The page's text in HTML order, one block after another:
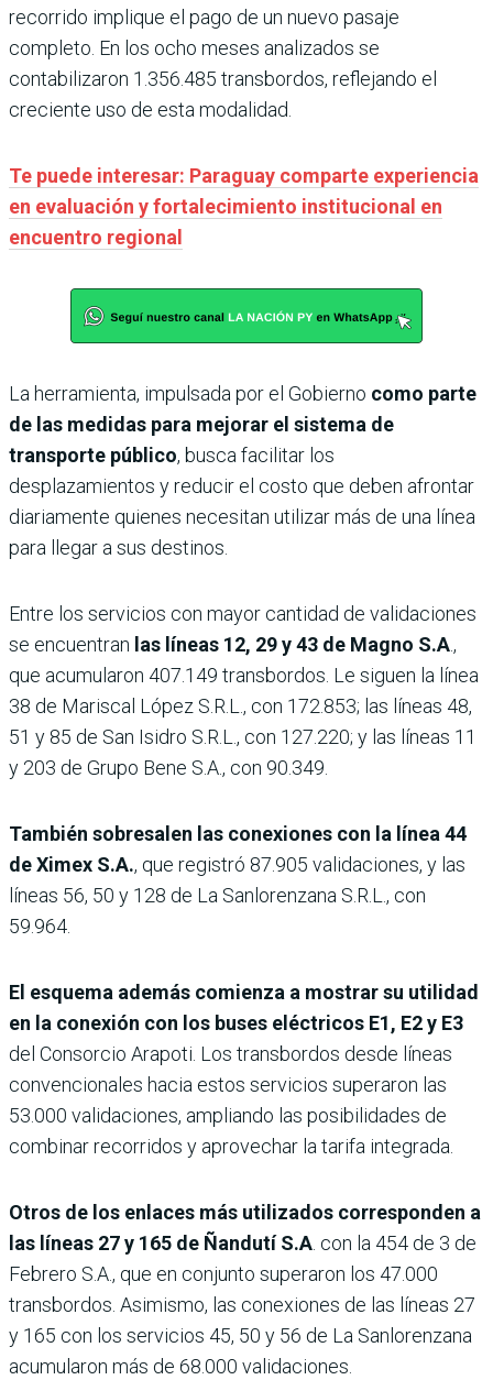
recorrido implique el pago de un nuevo pasaje
completo. En los ocho meses analizados se
contabilizaron 1.356.485 transbordos, reflejando el
creciente uso de esta modalidad.
Te puede interesar: Paraguay comparte experiencia
en evaluación y fortalecimiento institucional en
encuentro regional
La herramienta, impulsada por el Gobierno como parte
de las medidas para mejorar el sistema de
transporte público, busca facilitar los
desplazamientos y reducir el costo que deben afrontar
diariamente quienes necesitan utilizar más de una línea
para llegar a sus destinos.
Entre los servicios con mayor cantidad de validaciones
se encuentran las líneas 12, 29 y 43 de Magno S.A.,
que acumularon 407.149 transbordos. Le siguen la línea
38 de Mariscal López S.R.L., con 172.853; las líneas 48,
51 y 85 de San Isidro S.R.L., con 127.220; y las líneas 11
y 203 de Grupo Bene S.A., con 90.349.
También sobresalen las conexiones con la línea 44
de Ximex S.A., que registró 87.905 validaciones, y las
líneas 56, 50 y 128 de La Sanlorenzana S.R.L., con
59.964.
El esquema además comienza a mostrar su utilidad
en la conexión con los buses eléctricos E1, E2 y E3
del Consorcio Arapoti. Los transbordos desde líneas
convencionales hacia estos servicios superaron las
53.000 validaciones, ampliando las posibilidades de
combinar recorridos y aprovechar la tarifa integrada.
Otros de los enlaces más utilizados corresponden a
las líneas 27 y 165 de Ñandutí S.A. con la 454 de 3 de
Febrero S.A., que en conjunto superaron los 47.000
transbordos. Asimismo, las conexiones de las líneas 27
y 165 con los servicios 45, 50 y 56 de La Sanlorenzana
acumularon más de 68.000 validaciones.